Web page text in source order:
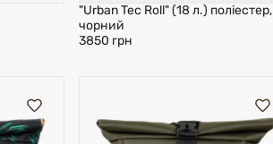
"Urban Tec Roll" (18 л.) поліестер,
чорний
3850 грн